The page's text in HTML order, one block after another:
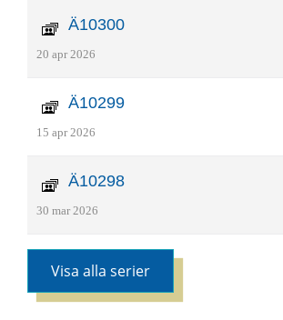
Ä10300
20 apr 2026
Ä10299
15 apr 2026
Ä10298
30 mar 2026
Visa alla serier